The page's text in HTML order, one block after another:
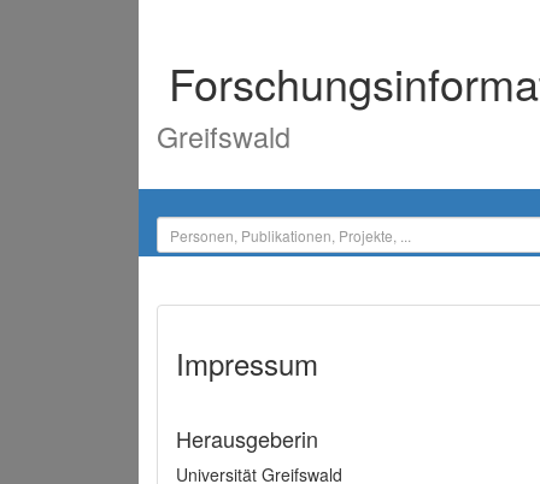
Greifswald
Impressum
Herausgeberin
Universität Greifswald